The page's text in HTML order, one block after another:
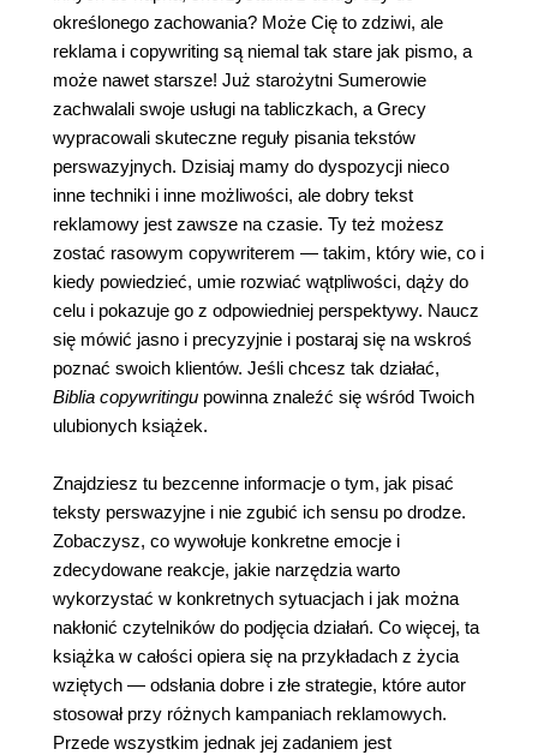
określonego zachowania? Może Cię to zdziwi, ale
reklama i copywriting są niemal tak stare jak pismo, a
może nawet starsze! Już starożytni Sumerowie
zachwalali swoje usługi na tabliczkach, a Grecy
wypracowali skuteczne reguły pisania tekstów
perswazyjnych. Dzisiaj mamy do dyspozycji nieco
inne techniki i inne możliwości, ale dobry tekst
reklamowy jest zawsze na czasie. Ty też możesz
zostać rasowym copywriterem — takim, który wie, co i
kiedy powiedzieć, umie rozwiać wątpliwości, dąży do
celu i pokazuje go z odpowiedniej perspektywy. Naucz
się mówić jasno i precyzyjnie i postaraj się na wskroś
poznać swoich klientów. Jeśli chcesz tak działać,
Biblia copywritingu powinna znaleźć się wśród Twoich
ulubionych książek.
Znajdziesz tu bezcenne informacje o tym, jak pisać
teksty perswazyjne i nie zgubić ich sensu po drodze.
Zobaczysz, co wywołuje konkretne emocje i
zdecydowane reakcje, jakie narzędzia warto
wykorzystać w konkretnych sytuacjach i jak można
nakłonić czytelników do podjęcia działań. Co więcej, ta
książka w całości opiera się na przykładach z życia
wziętych — odsłania dobre i złe strategie, które autor
stosował przy różnych kampaniach reklamowych.
Przede wszystkim jednak jej zadaniem jest